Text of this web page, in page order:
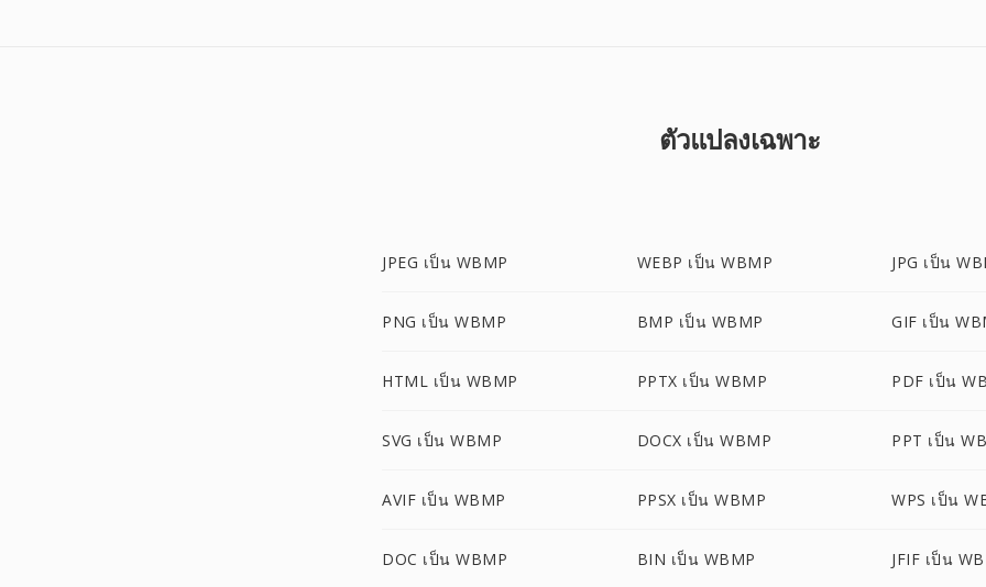
ตัวแปลงเฉพาะ
JPEG เป็น WBMP WEBP เป็น WBMP JPG เป็น
PNG เป็น WBMP BMP เป็น WBMP GIF เป็น
HTML เป็น WBMP PPTX เป็น WBMP PDF เป็น
SVG เป็น WBMP DOCX เป็น WBMP PPT เป็น
AVIF เป็น WBMP PPSX เป็น WBMP WPS เป็น
DOC เป็น WBMP BIN เป็น WBMP JFIF เป็น